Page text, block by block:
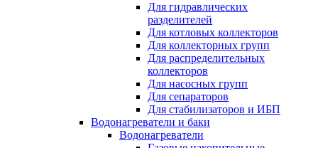
Для гидравлических
разделителей
Для котловых коллекторов
Для коллекторных групп
Для распределительных
коллекторов
Для насосных групп
Для сепараторов
Для стабилизаторов и ИБП
Водонагреватели и баки
Водонагреватели